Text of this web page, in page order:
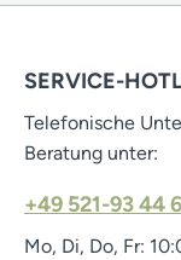
SERVICE-
Telefonische
Beratung unter:
+49 521-93 44
Mo, Di, Do, Fr: